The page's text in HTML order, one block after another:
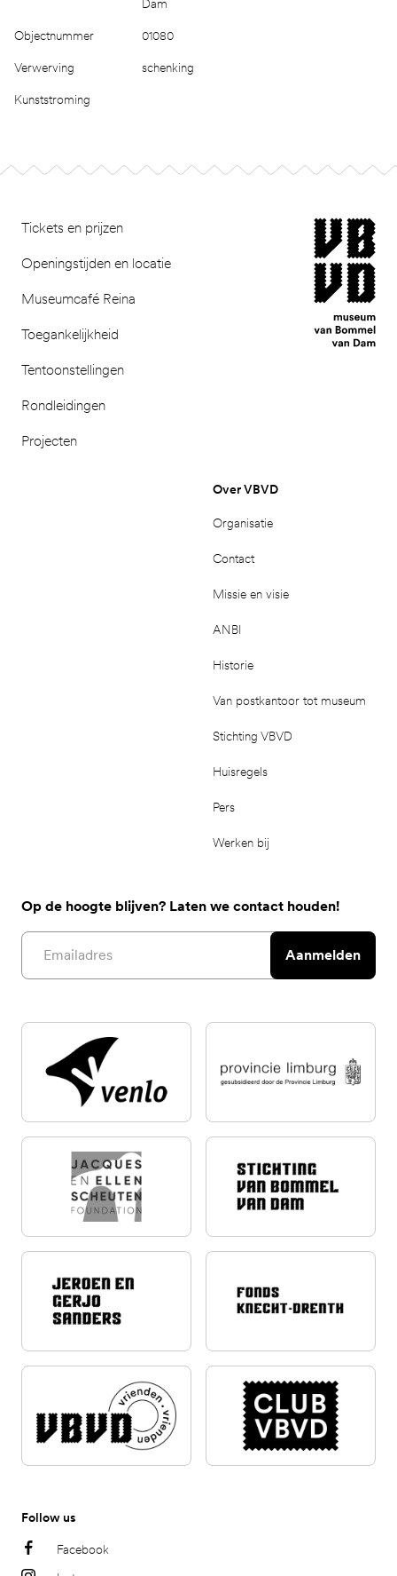
Dam
Objectnummer 01080
Verwerving schenking
Kunststroming
Tickets en prijzen
Openingstijden en locatie
Museumcafé Reina
Toegankelijkheid
Tentoonstellingen
Rondleidingen
Projecten
museum van
Over VBVD
Organisatie
Contact
Missie en visie
ANBI
Historie
Van postkantoor tot museum
Stichting VBVD
Huisregels
Pers
Werken bij
Op de hoogte blijven? Laten we contact houden!
Email address
Aanmelden
Follow us
Facebook